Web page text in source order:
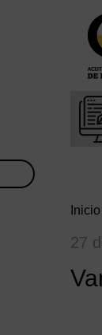
Inicio
27